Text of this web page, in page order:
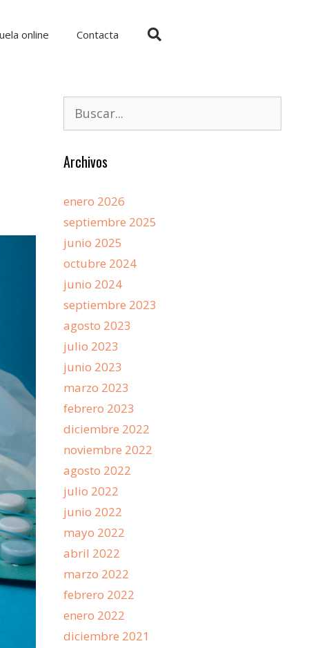
online Contacta
Archivos
enero 2026
septiembre 2025
junio 2025
octubre 2024
junio 2024
septiembre 2023
agosto 2023
julio 2023
junio 2023
marzo 2023
febrero 2023
diciembre 2022
noviembre 2022
agosto 2022
julio 2022
junio 2022
mayo 2022
abril 2022
marzo 2022
febrero 2022
enero 2022
diciembre 2021